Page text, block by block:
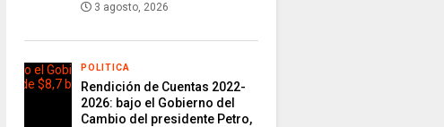
3 agosto, 2026
POLITICA
Rendición de Cuentas 2022-
2026: bajo el Gobierno del
Cambio del presidente Petro,